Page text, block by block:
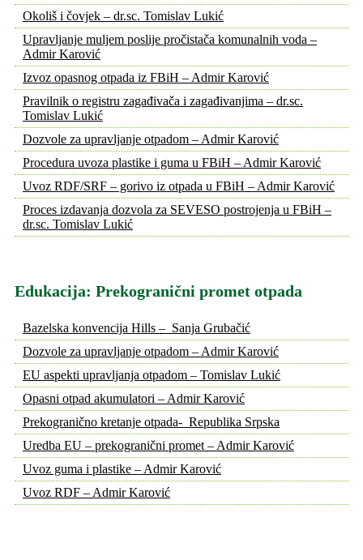
Okoliš i čovjek – dr.sc. Tomislav Lukić
Upravljanje muljem poslije pročistača komunalnih voda –
Admir Karović
Izvoz opasnog otpada iz FBiH – Admir Karović
Pravilnik o registru zagađivača i zagađivanjima – dr.sc.
Tomislav Lukić
Dozvole za upravljanje otpadom – Admir Karović
Procedura uvoza plastike i guma u FBiH – Admir Karović
Uvoz RDF/SRF – gorivo iz otpada u FBiH – Admir Karović
Proces izdavanja dozvola za SEVESO postrojenja u FBiH –
dr.sc. Tomislav Lukić
Edukacija: Prekogranični promet otpada
Bazelska konvencija Hills – Sanja Grubačić
Dozvole za upravljanje otpadom – Admir Karović
EU aspekti upravljanja otpadom – Tomislav Lukić
Opasni otpad akumulatori – Admir Karović
Prekogranično kretanje otpada- Republika Srpska
Uredba EU – prekogranični promet – Admir Karović
Uvoz guma i plastike – Admir Karović
Uvoz RDF – Admir Karović